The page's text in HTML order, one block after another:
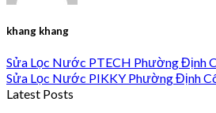
khang khang
Sửa Lọc Nước PTECH Phường Định
Sửa Lọc Nước PIKKY Phường Định
Latest Posts